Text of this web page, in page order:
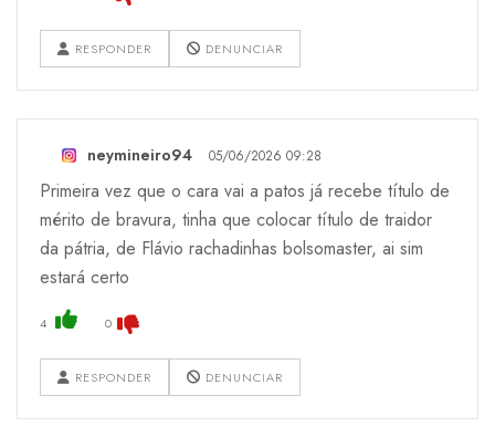
RESPONDER DENUNCIAR
neymineiro94 05/06/2026 09:28
Primeira vez que o cara vai a patos já recebe título de
mérito de bravura, tinha que colocar título de traidor
da pátria, de Flávio rachadinhas bolsomaster, ai sim
estará certo
4 0
RESPONDER DENUNCIAR